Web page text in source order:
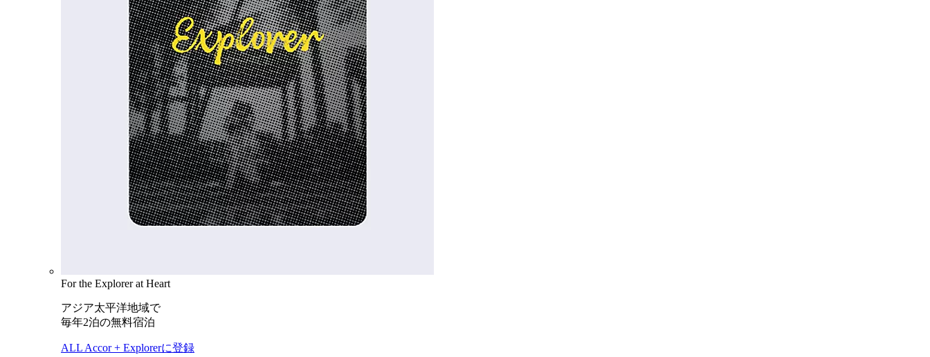
For the Explorer at Heart
アジア太平洋地域で
毎年2泊の無料宿泊
ALL Accor + Explorerに登録